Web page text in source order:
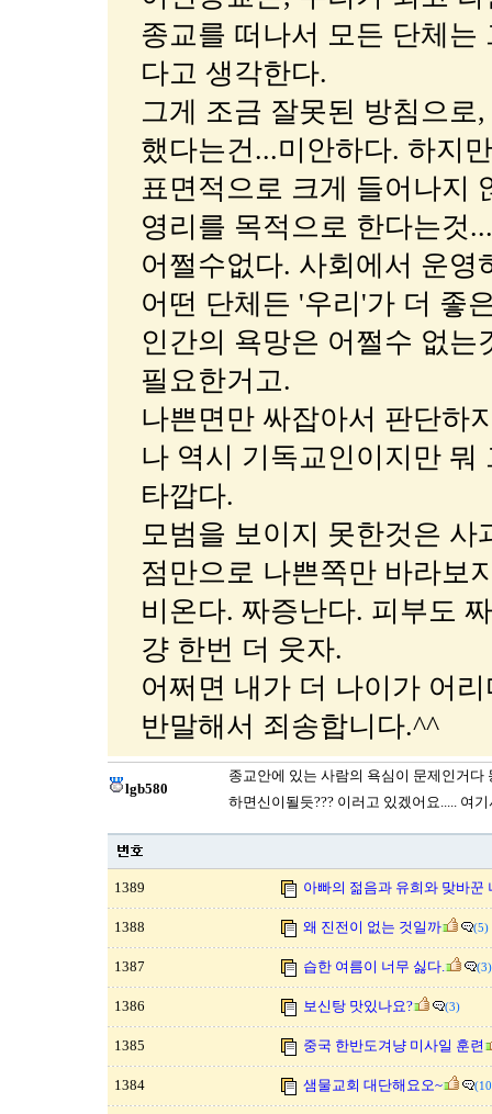
종교를 떠나서 모든 단체
다고 생각한다.
그게 조금 잘못된 방침으
했다는건...미안하다. 하지
표면적으로 크게 들어나지
영리를 목적으로 한다는것...
어쩔수없다. 사회에서 운
어떤 단체든 '우리'가 더 좋
인간의 욕망은 어쩔수 없
필요한거고.
나쁜면만 싸잡아서 판단하
나 역시 기독교인이지만
타깝다.
모범을 보이지 못한것은
점만으로 나쁜쪽만 바라보
비온다. 짜증난다. 피부도
걍 한번 더 웃자.
어쩌면 내가 더 나이가 어
반말해서 죄송합니다.^^
lgb580
종교안에 있는 사람의 욕심이 문제인거
하면신이될듯??? 이러고 있겠어요..... 여
1389 아빠의 젊음과 유희와 맞바꾼
1388 왜 진전이 없는 것일까 (5)
1387 습한 여름이 너무 싫다. (3)
1386 보신탕 맛있나요? (3)
1385 중국 한반도겨냥 미사일 훈련
1384 샘물교회 대단해요오~